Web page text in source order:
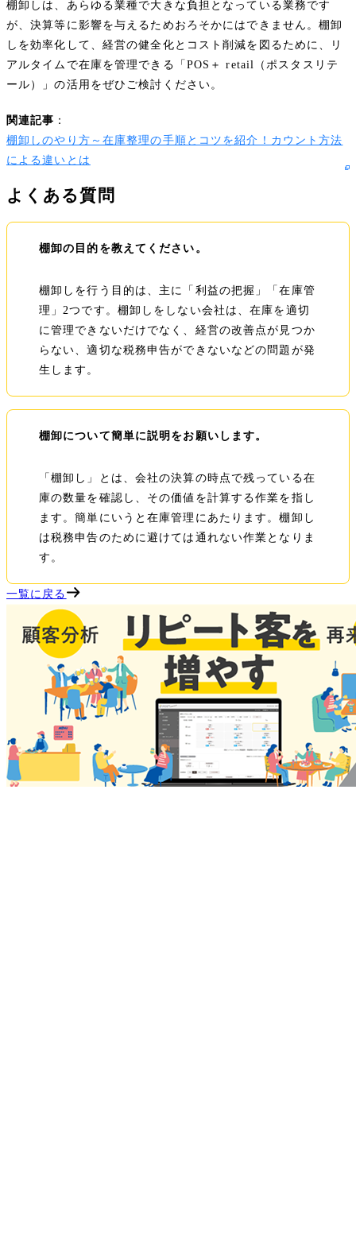
棚卸しは、あらゆる業種で大きな負担となっている業務です
が、決算等に影響を与えるためおろそかにはできません。棚卸
しを効率化して、経営の健全化とコスト削減を図るために、リ
アルタイムで在庫を管理できる「POS＋ retail（ポスタスリテ
ール）」の活用をぜひご検討ください。
関連記事 ：
棚卸しのやり方～在庫整理の手順とコツを紹介！カウント方法
による違いとは
よくある質問
棚卸の目的を教えてください。
棚卸しを行う目的は、主に「利益の把握」「在庫管
理」2つです。棚卸しをしない会社は、在庫を適切
に管理できないだけでなく、経営の改善点が見つか
らない、適切な税務申告ができないなどの問題が発
生します。
棚卸について簡単に説明をお願いします。
「棚卸し」とは、会社の決算の時点で残っている在
庫の数量を確認し、その価値を計算する作業を指し
ます。簡単にいうと在庫管理にあたります。棚卸し
は税務申告のために避けては通れない作業となりま
す。
一覧に戻る